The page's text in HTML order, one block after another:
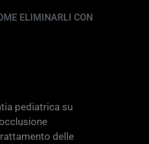
ELIMINARLI CON
pediatrica su
delle